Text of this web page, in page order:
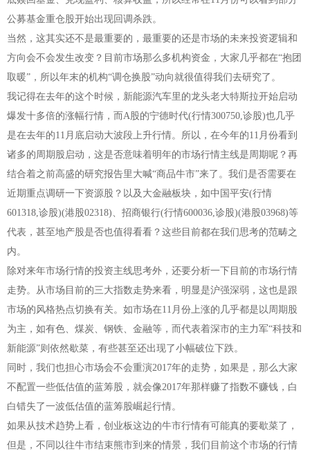
公募基金重仓股开始出现回调杀跌。
当然，这其实还不是最重要的，最重要的还是市场的未来投资逻辑和
方向会不会发生改变？目前市场那么多机构资金，大家几乎都在“抱团
取暖”，所以年末的机构“调仓换股”动向就很值得我们去研究了。
我记得在去年的这个时候，新能源汽车里的龙头老大特斯拉开始启动
爆发十多倍的涨幅行情，而A股的宁德时代(行情300750,诊股)也几乎
是在去年的11月底启动大波段上升行情。所以，在今年的11月份看到
诸多的周期股启动，这是否意味着明年的市场行情主线是周期呢？再
结合着之前高盛的研究报告里大喊“商品牛市”来了。我们是否需要在
近期重点调研一下资源股？以及大金融板块，如中国平安(行情
601318,诊股)(港股02318)、招商银行(行情600036,诊股)(港股03968)等
代表，甚至地产股是否也值得看看？这些目前都在我们思考的范畴之
内。
除对来年市场行情的投资主线思考外，还要分析一下目前的市场行情
走势。从市场目前的三大指数走势来看，明显是沪强深弱，这也是跟
市场的风格热点切换有关。如市场在11月份上涨的几乎都是以周期股
为主，如有色、煤炭、钢铁、金融等，而代表着深市的主力军“科技和
新能源”则依然歇菜，有些甚至还出现了小幅破位下跌。
同时，我们也担心市场会不会重演2017年的走势，如果是，那么大家
不配置一些低估值的蓝筹股，就会像2017年那样赚了指数不赚钱，白
白错失了一波低估值的蓝筹股崛起行情。
如果从技术趋势上看，创业板这边的牛市行情有可能真的要歇菜了，
但是，不同以往牛市结束熊市到来的情景，我们目前这个市场的行情